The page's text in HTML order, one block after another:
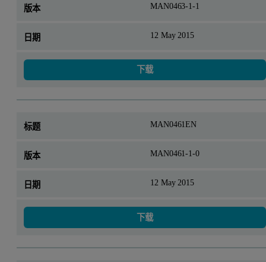
MAN0463-1-1
12 May 2015
下载
MAN0461EN
MAN0461-1-0
12 May 2015
下载